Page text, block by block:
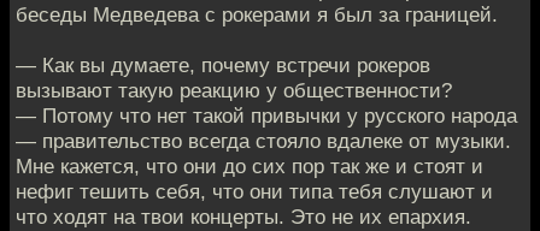
беседы Медведева с рокерами я был за границей.
— Как вы думаете, почему встречи рокеров
вызывают такую реакцию у общественности?
— Потому что нет такой привычки у русского народа
— правительство всегда стояло вдалеке от музыки.
Мне кажется, что они до сих пор так же и стоят и
нефиг тешить себя, что они типа тебя слушают и
что ходят на твои концерты. Это не их епархия.